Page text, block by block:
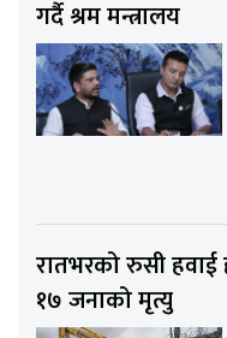
गर्दै श्रम मन्त्रालय
रातभरको रुसी हवाई
१७ जनाको मृत्यु